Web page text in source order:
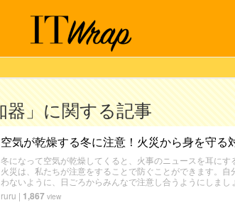
器」に関する記事
空気が乾燥する冬に注意！火災から身を守る
冬になって空気が乾燥してくると、火事のニュースを耳に
火災は、私たちが注意をすることで防ぐことができます。
わないように、日ごろからみんなで注意し合うようにしまし
ruru | 1,867 view